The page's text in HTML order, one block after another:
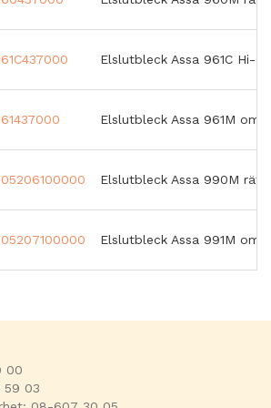
Elslutbleck Assa 961C Hi-O
Elslutbleck Assa 961M
Elslutbleck Assa 990M
Elslutbleck Assa 991M
00
59 03